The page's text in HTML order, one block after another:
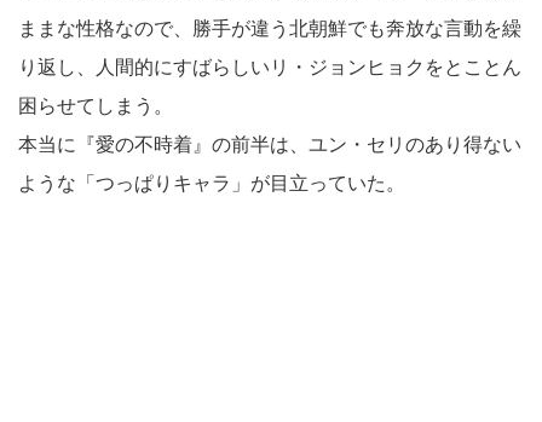
ままな性格なので、勝手が違う北朝鮮でも奔放な言動を繰
り返し、人間的にすばらしいリ・ジョンヒョクをとことん
困らせてしまう。
本当に『愛の不時着』の前半は、ユン・セリのあり得ない
ような「つっぱりキャラ」が目立っていた。